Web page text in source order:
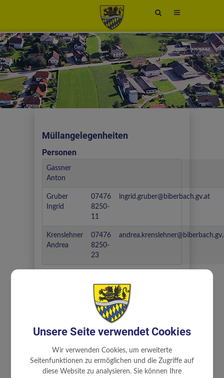
Site
toggle
Müllangelegenheiten
Personen
Gassner
Anton
Gruber
Ingrid
07476
8250-
11
ingrid.gruber@biberbach.gv.at
Krenslehner
Andrea
07476
8250-
23
Unsere Seite verwendet Cookies
Wir verwenden Cookies, um erweiterte
Seitenfunktionen zu ermöglichen und die Zugriffe auf
diese Website zu analysieren. Sie können Ihre